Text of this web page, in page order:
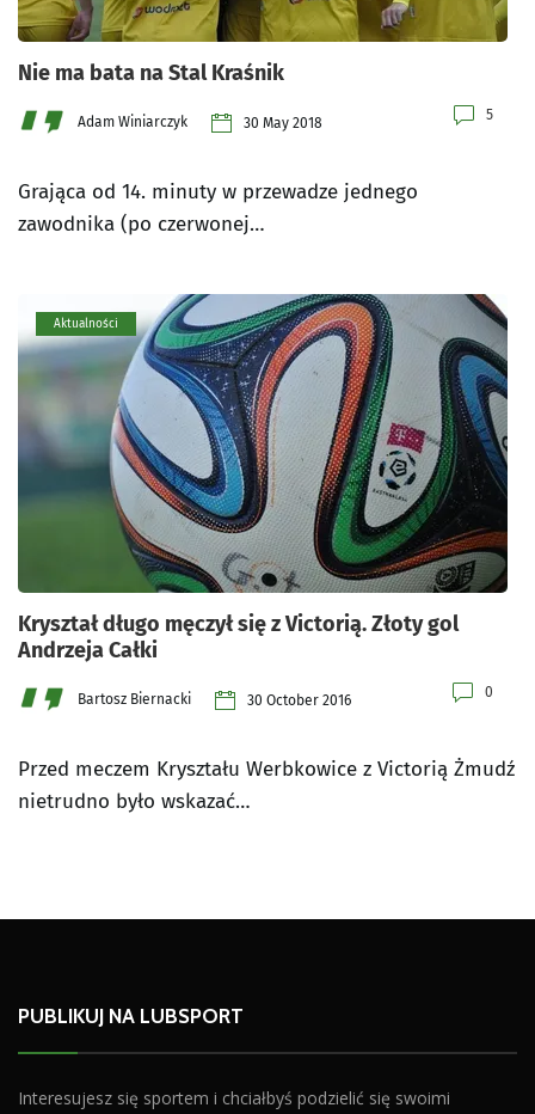
Nie ma bata na Stal Kraśnik
Adam Winiarczyk 30 May 2018 5
Grająca od 14. minuty w przewadze jednego
zawodnika (po czerwonej…
Aktualności
Kryształ długo męczył się z Victorią. Złoty gol
Andrzeja Całki
Bartosz Biernacki 30 October 2016 0
Przed meczem Kryształu Werbkowice z Victorią Żmudź
nietrudno było wskazać…
PUBLIKUJ NA LUBSPORT
Interesujesz się sportem i chciałbyś podzielić się swoimi